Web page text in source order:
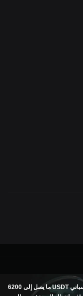
ما يصل إلى 6200 USDT ومنتجات رابطة الدوري الإسباني (LALIGA)